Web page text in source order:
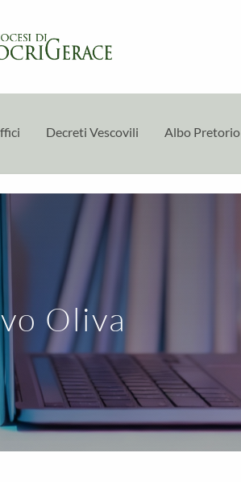
Decreti Vescovili Albo Pretorio
Oliva